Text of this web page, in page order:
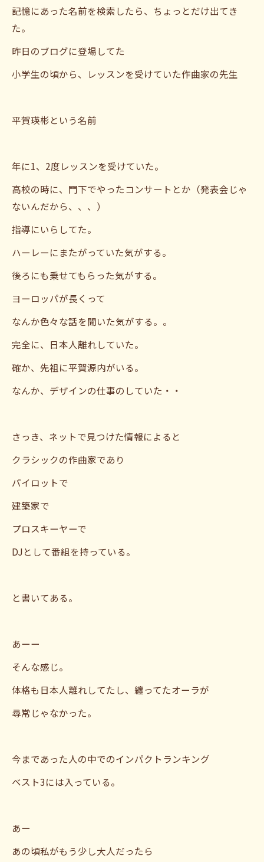
記憶にあった名前を検索したら、ちょっとだけ出てき
た。
昨日のブログに登場してた
小学生の頃から、レッスンを受けていた作曲家の先生
平賀瑛彬という名前
年に1、2度レッスンを受けていた。
高校の時に、門下でやったコンサートとか（発表会じゃ
ないんだから、、、）
指導にいらしてた。
ハーレーにまたがっていた気がする。
後ろにも乗せてもらった気がする。
ヨーロッパが長くって
なんか色々な話を聞いた気がする。。
完全に、日本人離れしていた。
確か、先祖に平賀源内がいる。
なんか、デザインの仕事のしていた・・
さっき、ネットで見つけた情報によると
クラシックの作曲家であり
パイロットで
建築家で
プロスキーヤーで
DJとして番組を持っている。
と書いてある。
あーー
そんな感じ。
体格も日本人離れしてたし、纏ってたオーラが
尋常じゃなかった。
今まであった人の中でのインパクトランキング
ベスト3には入っている。
あー
あの頃私がもう少し大人だったら